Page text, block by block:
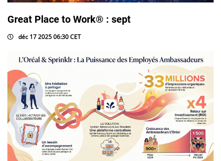
Great Place to Work® : sept
déc 17 2025 06:30 CET